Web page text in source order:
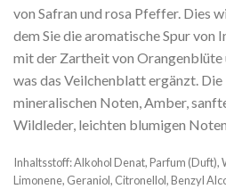
von Safran und rosa Pfeffer. Dies
dem Sie die aromatische Spur von
mit der Zartheit von Orangenblüte
was das Veilchenblatt ergänzt. Die
mineralischen Noten, Amber,
Wildleder, leichten blumigen
Inhaltsstoff: Alkohol Denat, Parfum (Duft),
Limonene, Geraniol, Citronellol, Benzyl